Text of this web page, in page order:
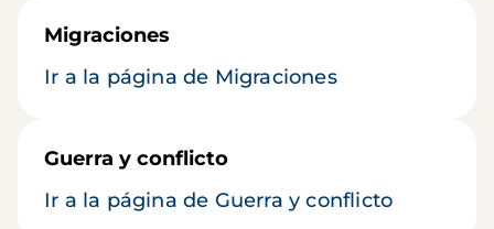
Migraciones
Ir a la página de Migraciones
Guerra y conflicto
Ir a la página de Guerra y conflicto